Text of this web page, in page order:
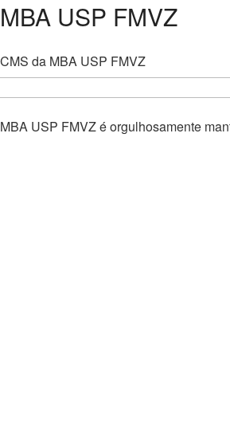
MBA USP FMVZ
CMS da MBA USP FMVZ
MBA USP FMVZ é orgulhosamente